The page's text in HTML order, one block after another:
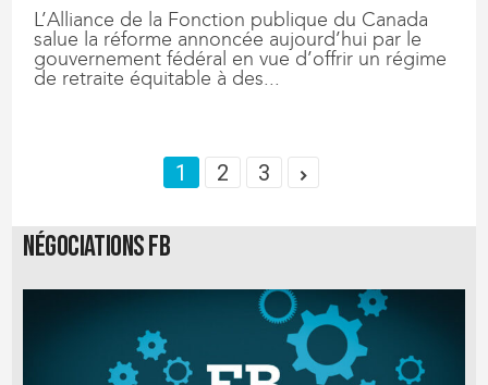
L’Alliance de la Fonction publique du Canada
salue la réforme annoncée aujourd’hui par le
gouvernement fédéral en vue d’offrir un régime
de retraite équitable à des...
1 2 3
Négociations FB